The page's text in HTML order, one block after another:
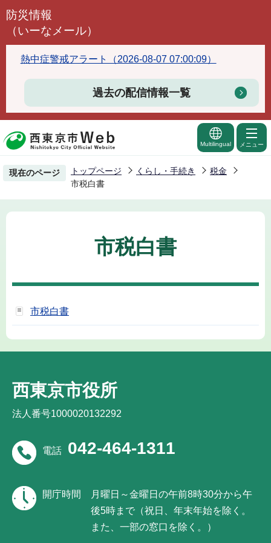
こ
頭
で
防災情報
（いーなメール）
熱中症警戒アラート（2026-08-07 07:00:09）
過去の配信情報一覧
Multilingual メニュー
現在のページ トップページ くらし・手続き
税金
市税白書
市税白書
市税白書
西東京市役所
法人番号1000020132292
電話 042-464-1311
開庁時間
月曜日～金曜日の午前8時30分から午
後5時まで（祝日、年末年始を除く。
また、一部の窓口を除く。）